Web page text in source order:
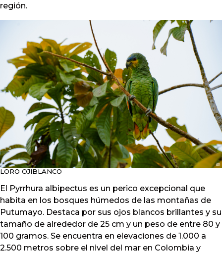
región.
LORO OJIBLANCO
El Pyrrhura albipectus es un perico excepcional que
habita en los bosques húmedos de las montañas de
Putumayo. Destaca por sus ojos blancos brillantes y su
tamaño de alrededor de 25 cm y un peso de entre 80 y
100 gramos. Se encuentra en elevaciones de 1.000 a
2.500 metros sobre el nivel del mar en Colombia y